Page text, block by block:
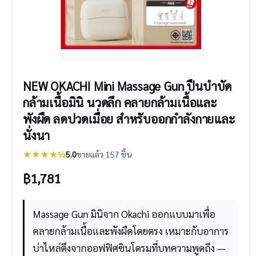
NEW OKACHI Mini Massage Gun ปืนบำบัด
กล้ามเนื้อมินิ นวดลึก คลายกล้ามเนื้อและ
พังผืด ลดปวดเมื่อย สำหรับออกกำลังกายและ
นั่งนา
★★★★½5.0ขายแล้ว 157 ชิ้น
฿1,781
Massage Gun มินิจาก Okachi ออกแบบมาเพื่อ
คลายกล้ามเนื้อและพังผืดโดยตรง เหมาะกับอาการ
บ่าไหล่ตึงจากออฟฟิศซินโดรมที่บทความพูดถึง —